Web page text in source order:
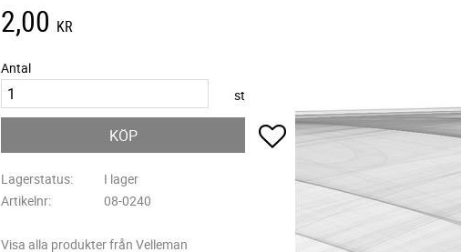
2,00 KR
Antal
st
KÖP Lägg till i favoriter
Lagerstatus
I lager
Artikelnr
08-0240
Visa alla produkter från Velleman